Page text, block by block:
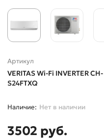
Артикул
VERITAS Wi-Fi INVERTER CH-
S24FTXQ
Нет в наличии
3502 руб.